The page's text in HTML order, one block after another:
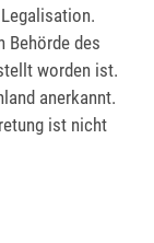
Behörde des
worden ist.
anerkannt.
ist nicht